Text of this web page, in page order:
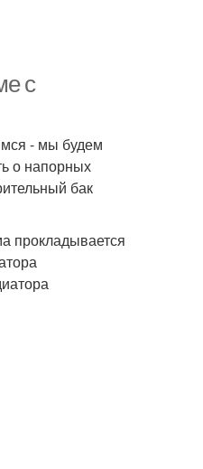
с
- мы будем
о напорных
бак
прокладывается